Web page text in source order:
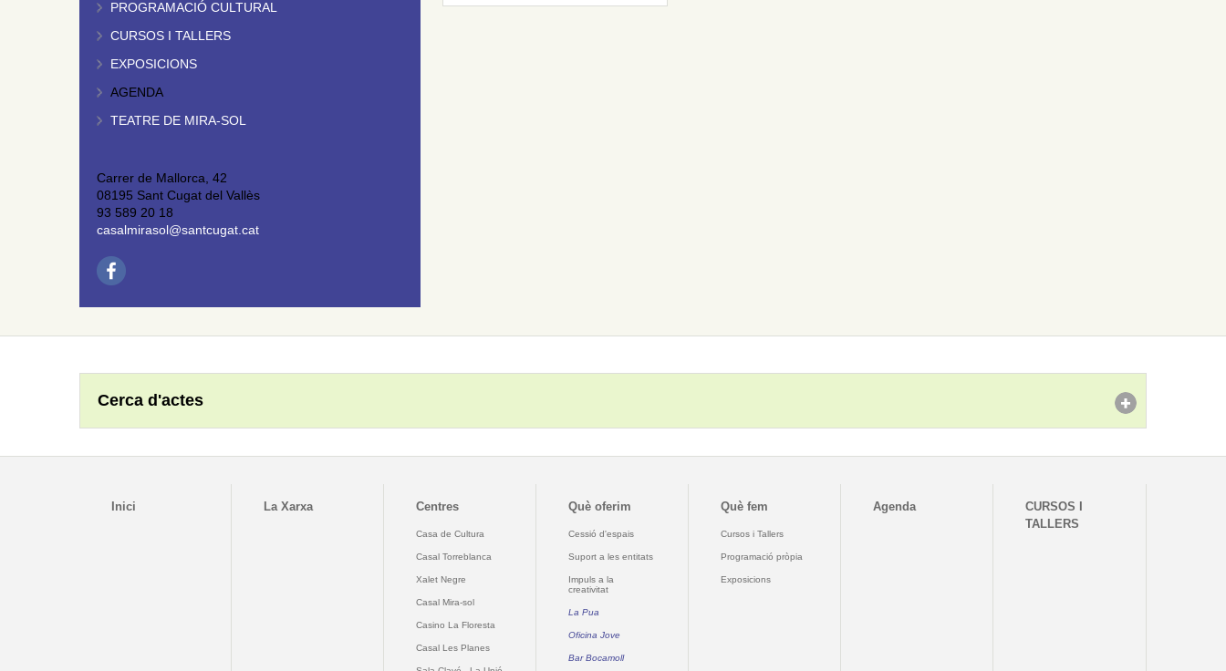
PROGRAMACIÓ CULTURAL
CURSOS I TALLERS
EXPOSICIONS
AGENDA
TEATRE DE MIRA-SOL
Carrer de Mallorca, 42
08195 Sant Cugat del Vallès
93 589 20 18
casalmirasol@santcugat.cat
Cerca d'actes
Inici La Xarxa Centres
Casa de Cultura
Casal Torreblanca
Xalet Negre
Casal Mira-sol
Casino La Floresta
Casal Les Planes
Què oferim
Cessió d'espais
Suport a les entitats
Impuls a la
creativitat
La Pua
Oficina Jove
Bar Bocamoll
Què fem
Cursos i Tallers
Programació pròpia
Exposicions
Agenda
CURSOS I
TALLERS